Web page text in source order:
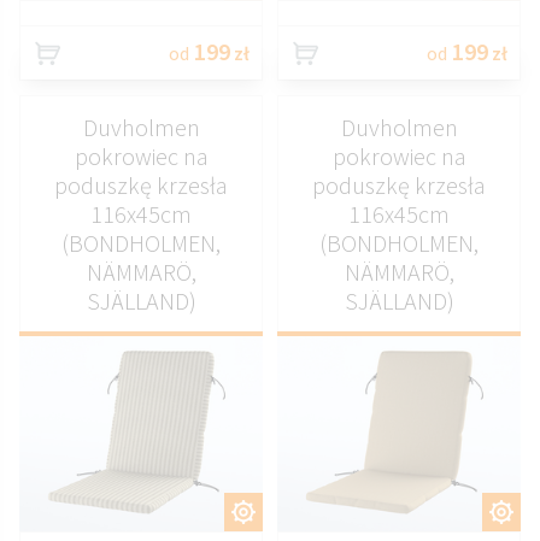
od 199 zł od 199 zł
DOSTOSUJ
Duvholmen
pokrowiec na
poduszkę krzesła
116x45cm
(BONDHOLMEN,
NÄMMARÖ,
SJÄLLAND)
DOSTOSUJ
Duvholmen
pokrowiec na
poduszkę krzesła
116x45cm
(BONDHOLMEN,
NÄMMARÖ,
SJÄLLAND)